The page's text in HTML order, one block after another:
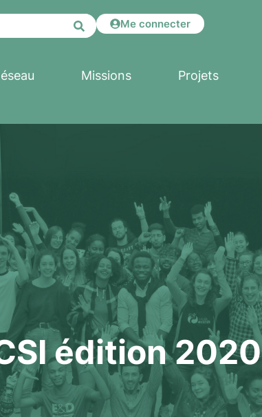
Me connecter
Missions Projets
édition 2020